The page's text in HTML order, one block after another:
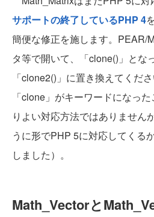
サポートの終了しているPHP 4
簡便な修正を施します。PEAR/
タ等で開いて、「clone()」とな
「clone2()」に置き換えてくだ
「clone」がキーワードになっ
りよい対応方法ではありません
うに形でPHP 5に対応してくる
しました）。
Math_Vectorと